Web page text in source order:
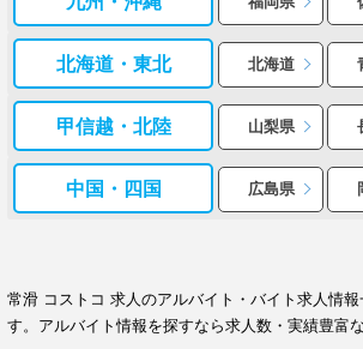
北海道・東北 北海道
甲信越・北陸 山梨県
中国・四国 広島県
常滑 コストコ 求人のアルバイト・バイト求人情
す。アルバイト情報を探すなら求人数・実績豊富